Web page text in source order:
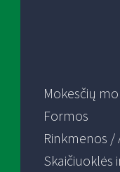
Mokesčių
Formos
Rinkmenos
Skaičiuoklės